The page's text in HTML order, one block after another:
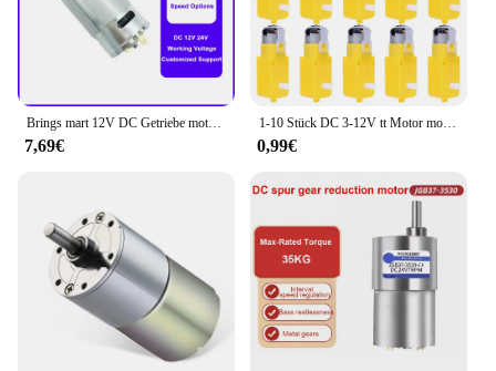
7,69€
1-10 Stück DC 3-12V tt Motor modul Roboter intelligentes Auto Doppel wellen getriebe motor Getriebe motor Getriebe motor für DIY Smart Car Roboter
0,99€